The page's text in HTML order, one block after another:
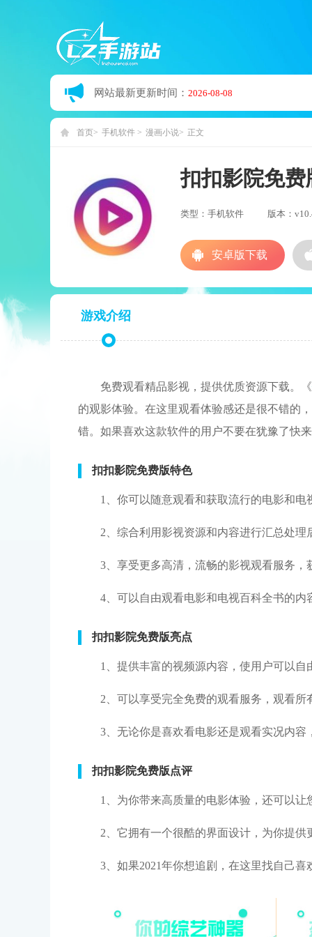
网站最新更新时间： 2026-08-08
首页 手机软件 漫画小说 正文
扣扣影院免费
类型：手机软件 版本：
游戏介绍
免费观看精品影视，提供优质资源下载。《
的观影体验。在这里观看体验感还是很不错的
错。如果喜欢这款软件的用户不要在犹豫了快
扣扣影院免费版特色
1、你可以随意观看和获取流行的电影和
2、综合利用影视资源和内容进行汇总处
3、享受更多高清，流畅的影视观看服务
4、可以自由观看电影和电视百科全书的
扣扣影院免费版亮点
1、提供丰富的视频源内容，使用户可以
2、可以享受完全免费的观看服务，观看
3、无论你是喜欢看电影还是观看实况内
扣扣影院免费版点评
1、为你带来高质量的电影体验，还可以
2、它拥有一个很酷的界面设计，为你提
3、如果2021年你想追剧，在这里找自己